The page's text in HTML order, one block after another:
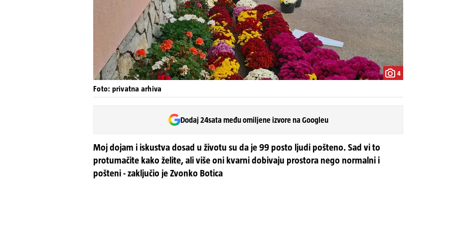
4
Foto: privatna arhiva
Dodaj 24sata među omiljene izvore na Googleu
Moj dojam i iskustva dosad u životu su da je 99 posto ljudi pošteno. Sad vi to
protumačite kako želite, ali više oni kvarni dobivaju prostora nego normalni i
pošteni - zaključio je Zvonko Botica